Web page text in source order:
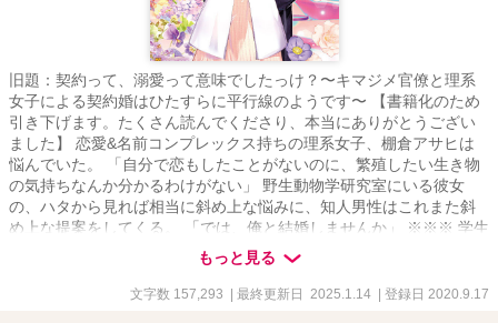
旧題：契約って、溺愛って意味でしたっけ？〜キマジメ官僚と理系
女子による契約婚はひたすらに平行線のようです〜 【書籍化のため
引き下げます。たくさん読んでくださり、本当にありがとうござい
ました】 恋愛&名前コンプレックス持ちの理系女子、棚倉アサヒは
悩んでいた。 「自分で恋もしたことがないのに、繁殖したい生き物
の気持ちなんか分かるわけがない」 野生動物学研究室にいる彼女
の、ハタから見れば相当に斜め上な悩みに、知人男性はこれまた斜
め上な提案をしてくる。 「では、俺と結婚しませんか」 ※※※ 学生
時代から片想いしていた女性が論文のために恋をしたいと言い出し
た。 「誰かと寝たら分かるかな。つまり、繁殖行動の真似事を」 彼
女の台詞に、焦りに焦った生真面目な若手キャリア官僚、鮫川桔
もっと見る
文字数 157,293 | 最終更新日 2025.1.14 | 登録日 2020.9.17